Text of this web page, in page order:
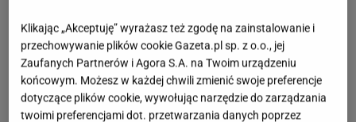
Klikając „Akceptuję” wyrażasz też zgodę na zainstalowanie i
przechowywanie plików cookie Gazeta.pl sp. z o.o., jej
Zaufanych Partnerów i Agora S.A. na Twoim urządzeniu
końcowym. Możesz w każdej chwili zmienić swoje preferencje
dotyczące plików cookie, wywołując narzędzie do zarządzania
twoimi preferencjami dot. przetwarzania danych poprzez